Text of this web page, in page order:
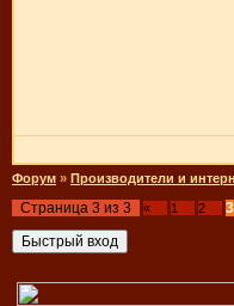
Форум » Производители и
Страница 3 из 3 « 1 2
3